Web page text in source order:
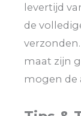
levertijd
de
maat zijn
mogen de